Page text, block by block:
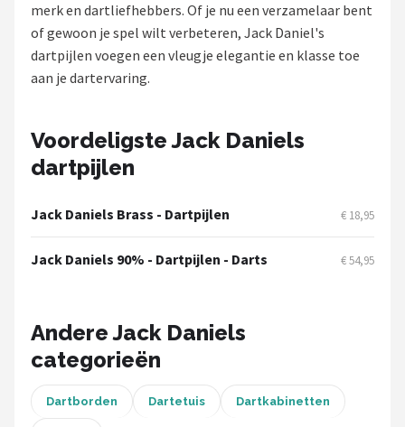
Target
Winmau
Dart
Mission
KOTO
Unicorn
merk en dartliefhebbers. Of je nu een verzamelaar bent
of gewoon je spel wilt verbeteren, Jack Daniel's
dartpijlen voegen een vleugje elegantie en klasse toe
aan je dartervaring.
Voordeligste Jack Daniels
dartpijlen
Jack Daniels Brass - Dartpijlen € 18,95
Jack Daniels 90% - Dartpijlen - Darts € 54,95
Andere Jack Daniels
categorieën
Dartborden Dartetuis Dartkabinetten